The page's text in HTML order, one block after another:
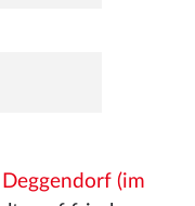
Deggendorf (im